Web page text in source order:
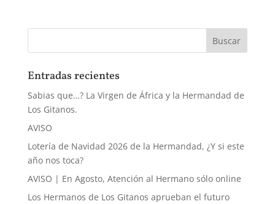
Entradas recientes
Sabias que…? La Virgen de África y la Hermandad de
Los Gitanos.
AVISO
Lotería de Navidad 2026 de la Hermandad, ¿Y si este
año nos toca?
AVISO | En Agosto, Atención al Hermano sólo online
Los Hermanos de Los Gitanos aprueban el futuro